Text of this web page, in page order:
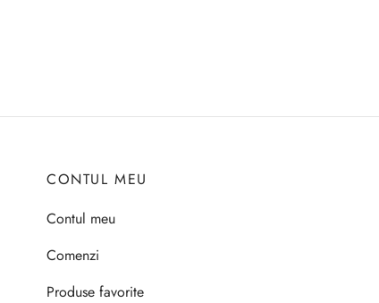
CONTUL MEU
Contul meu
Comenzi
Produse favorite